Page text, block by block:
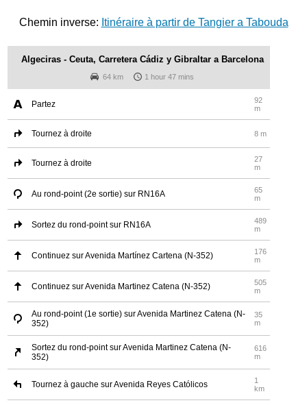
Chemin inverse: Itinéraire à partir de Tangier a Tabouda
Algeciras - Ceuta, Carretera Cádiz y Gibraltar a Barcelona
64 km 1 hour 47 mins
Partez
92
m
Tournez à droite 8 m
Tournez à droite
27
m
Au rond-point (2e sortie) sur RN16A
65
m
Sortez du rond-point sur RN16A
489
m
Continuez sur Avenida Martínez Cartena (N-352)
176
m
Continuez sur Avenida Martinez Catena (N-352)
505
m
Au rond-point (1e sortie) sur Avenida Martinez Catena (N-
352)
35
m
Sortez du rond-point sur Avenida Martinez Catena (N-
352)
616
m
Tournez à gauche sur Avenida Reyes Católicos
1
km